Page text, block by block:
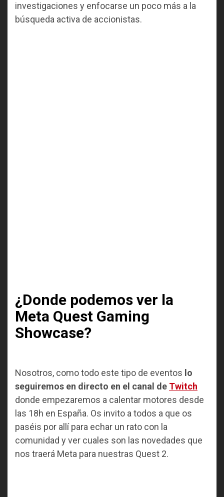
investigaciones y enfocarse un poco más a la
búsqueda activa de accionistas.
¿Donde podemos ver la
Meta Quest Gaming
Showcase?
Nosotros, como todo este tipo de eventos lo
seguiremos en directo en el canal de Twitch
donde empezaremos a calentar motores desde
las 18h en España. Os invito a todos a que os
paséis por allí para echar un rato con la
comunidad y ver cuales son las novedades que
nos traerá Meta para nuestras Quest 2.